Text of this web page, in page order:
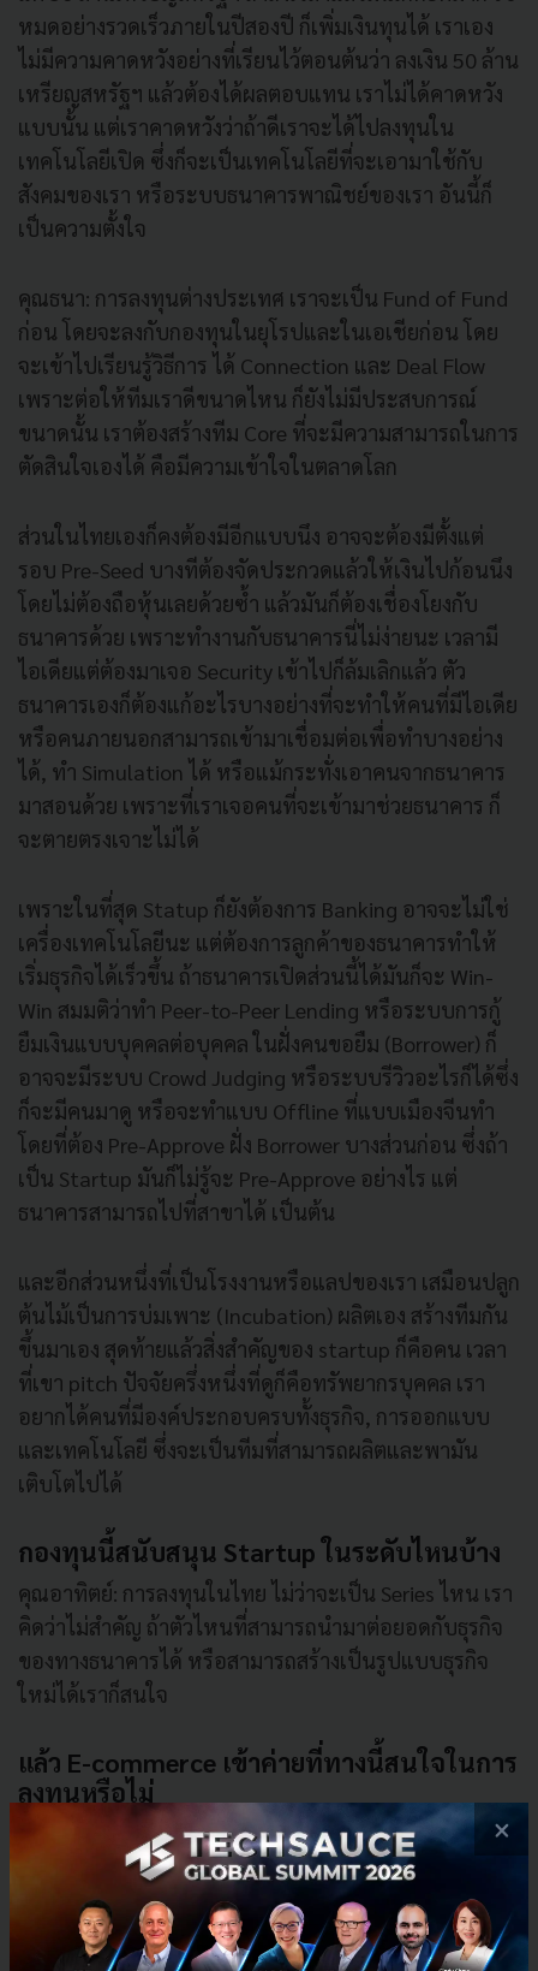
หมดอย่างรวดเร็วภายในปีสองปี ก็เพิ่มเงินทุนได้ เราเอง
ไม่มีความคาดหวังอย่างที่เรียนไว้ตอนต้นว่า ลงเงิน 50 ล้าน
เหรียญสหรัฐฯ แล้วต้องได้ผลตอบแทน เราไม่ได้คาดหวัง
แบบนั้น แต่เราคาดหวังว่าถ้าดีเราจะได้ไปลงทุนใน
เทคโนโลยีเปิด ซึ่งก็จะเป็นเทคโนโลยีที่จะเอามาใช้กับ
สังคมของเรา หรือระบบธนาคารพาณิชย์ของเรา อันนี้ก็
เป็นความตั้งใจ
คุณธนา: การลงทุนต่างประเทศ เราจะเป็น Fund of Fund
ก่อน โดยจะลงกับกองทุนในยุโรปและในเอเชียก่อน โดย
จะเข้าไปเรียนรู้วิธีการ ได้ Connection และ Deal Flow
เพราะต่อให้ทีมเราดีขนาดไหน ก็ยังไม่มีประสบการณ์
ขนาดนั้น เราต้องสร้างทีม Core ที่จะมีความสามารถในการ
ตัดสินใจเองได้ คือมีความเข้าใจในตลาดโลก
ส่วนในไทยเองก็คงต้องมีอีกแบบนึง อาจจะต้องมีตั้งแต่
รอบ Pre-Seed บางทีต้องจัดประกวดแล้วให้เงินไปก้อนนึง
โดยไม่ต้องถือหุ้นเลยด้วยซ้ำ แล้วมันก็ต้องเชื่องโยงกับ
ธนาคารด้วย เพราะทำงานกับธนาคารนี่ไม่ง่ายนะ เวลามี
ไอเดียแต่ต้องมาเจอ Security เข้าไปก็ล้มเลิกแล้ว ตัว
ธนาคารเองก็ต้องแก้อะไรบางอย่างที่จะทำให้คนที่มีไอเดีย
หรือคนภายนอกสามารถเข้ามาเชื่อมต่อเพื่อทำบางอย่าง
ได้, ทำ Simulation ได้ หรือแม้กระทั่งเอาคนจากธนาคาร
มาสอนด้วย เพราะที่เราเจอคนที่จะเข้ามาช่วยธนาคาร ก็
จะตายตรงเจาะไม่ได้
เพราะในที่สุด Statup ก็ยังต้องการ Banking อาจจะไม่ใช่
เครื่องเทคโนโลยีนะ แต่ต้องการลูกค้าของธนาคารทำให้
เริ่มธุรกิจได้เร็วขึ้น ถ้าธนาคารเปิดส่วนนี้ได้มันก็จะ Win-
Win สมมติว่าทำ Peer-to-Peer Lending หรือระบบการกู้
ยืมเงินแบบบุคคลต่อบุคคล ในฝั่งคนขอยืม (Borrower) ก็
อาจจะมีระบบ Crowd Judging หรือระบบรีวิวอะไรก็ได้ซึ่ง
ก็จะมีคนมาดู หรือจะทำแบบ Offline ที่แบบเมืองจีนทำ
โดยที่ต้อง Pre-Approve ฝั่ง Borrower บางส่วนก่อน ซึ่งถ้า
เป็น Startup มันก็ไม่รู้จะ Pre-Approve อย่างไร แต่
ธนาคารสามารถไปที่สาขาได้ เป็นต้น
และอีกส่วนหนึ่งที่เป็นโรงงานหรือแลปของเรา เสมือนปลูก
ต้นไม้เป็นการบ่มเพาะ (Incubation) ผลิตเอง สร้างทีมกัน
ขึ้นมาเอง สุดท้ายแล้วสิ่งสำคัญของ startup ก็คือคน เวลา
ที่เขา pitch ปัจจัยครึ่งหนึ่งที่ดูก็คือทรัพยากรบุคคล เรา
อยากได้คนที่มีองค์ประกอบครบทั้งธุรกิจ, การออกแบบ
และเทคโนโลยี ซึ่งจะเป็นทีมที่สามารถผลิตและพามัน
เติบโตไปได้
กองทุนนี้สนับสนุน Startup ในระดับไหนบ้าง
คุณอาทิตย์: การลงทุนในไทย ไม่ว่าจะเป็น Series ไหน เรา
คิดว่าไม่สำคัญ ถ้าตัวไหนที่สามารถนำมาต่อยอดกับธุรกิจ
ของทางธนาคารได้ หรือสามารถสร้างเป็นรูปแบบธุรกิจ
ใหม่ได้เราก็สนใจ
แล้ว E-commerce เข้าค่ายที่ทางนี้สนใจในการ
ลงทุนหรือไม่
คุณอาทิตย์: แน่นอนครับ E-commerce จะเป็นหนึ่งในตัว
หลักที่เข้ามาแน่นอน แต่ว่ากำลังจะเปรียบเทียบให้เห็นว่า
เพิ่งเริ่มธุรกิจ เริ่มมาสักพักหรือกระทั่งมี proven cases แล้ว
ได้หมด จะเป็นทั้งการลงทุนหรือพาร์ทเนอร์กันก็ได้ เรา
×